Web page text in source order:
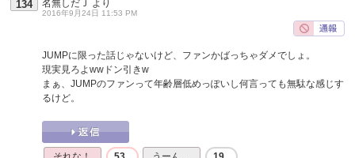
134 名無しだＪ より
2016年9月24日 11:53 PM
JUMPに限った話じゃないけど、ファンかばっちゃダメでしょ。
現実見ろよwwドン引きw
まぁ、JUMPのファンって年齢層低めっぽいし何言っても無駄な感じす
るけど。